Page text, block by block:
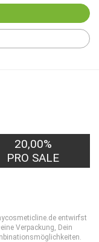
20,00%
PRO SALE
entwirfst
Verpackung, Dein